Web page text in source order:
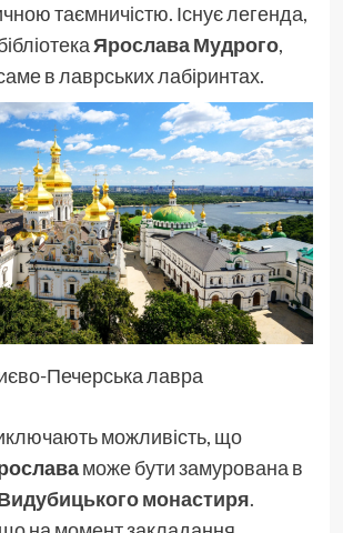
таємничістю. Існує легенда,
Ярослава Мудрого,
в лаврських лабіринтах.
Печерська лавра
можливість, що
може бути замурована в
монастиря.